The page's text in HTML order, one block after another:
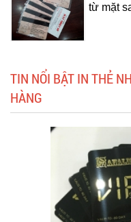
từ mặt
TIN NỔI BẬT IN THẺ
HÀNG